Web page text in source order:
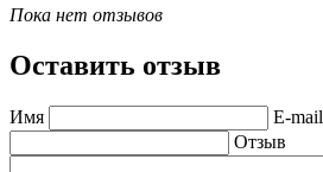
Пока нет отзывов
Оставить отзыв
Имя
E-mail
Отзыв